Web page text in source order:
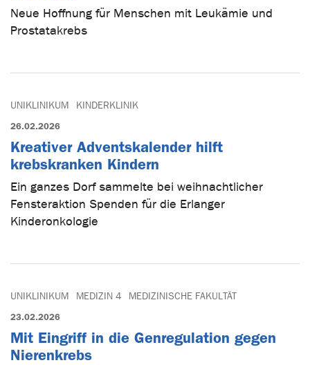
Neue Hoffnung für Menschen mit Leukämie und
Prostatakrebs
UNIKLINIKUM KINDERKLINIK
26.02.2026
Kreativer Adventskalender hilft
krebskranken Kindern
Ein ganzes Dorf sammelte bei weihnachtlicher
Fensteraktion Spenden für die Erlanger
Kinderonkologie
UNIKLINIKUM MEDIZIN 4 MEDIZINISCHE FAKULTÄT
23.02.2026
Mit Eingriff in die Genregulation gegen
Nierenkrebs